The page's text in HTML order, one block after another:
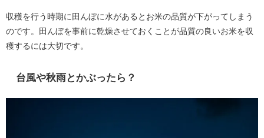
収穫を行う時期に田んぼに水があるとお米の品質が下がってしまう
のです。田んぼを事前に乾燥させておくことが品質の良いお米を収
穫するには大切です。
台風や秋雨とかぶったら？